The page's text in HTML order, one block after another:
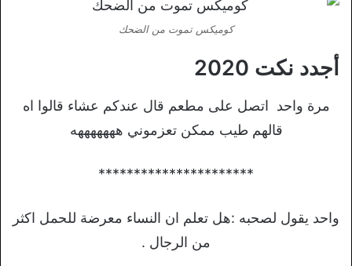
كوميكس تموت من الضحك
أجدد نكت 2020
مرة واحد اتصل على مطعم قال عندكم عشاء قالوا اه
قالهم طيب ممكن تعزموني هههههههه
**********************
واحد يقول لصحبه :هل تعلم ان النساء معرضة للحمل اكثر
من الرجال .